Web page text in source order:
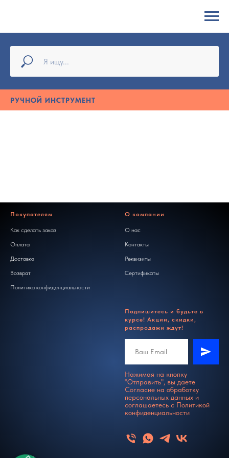
РУЧНОЙ ИНСТРУМЕНТ
Покупателям
Как сделать заказ
Оплата
Доставка
Возврат
Политика конфиденциальности
О компании
О нас
Контакты
Реквизиты
Сертификаты
Подпишитесь и будьте в
курсе! Акции, скидки,
распродажи ждут!
Нажимая на кнопку
"Отправить", вы даете
Согласие на обработку
персональных данных и
соглашаетесь c Политикой
конфиденциальности